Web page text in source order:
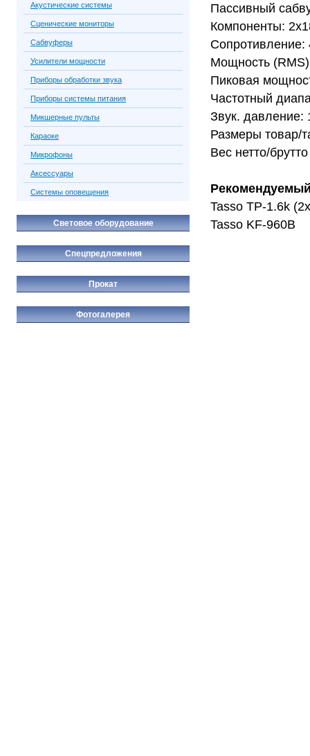
Пассивный
Компоненты:
Мощность
Пиковая
Частотный
Звук. давление:
Размеры товар/
Вес нетто/
Tasso TP-1.6k
Tasso KF-960B
Акустические системы
Сценические мониторы
Сабвуферы
Усилители мощности
Приборы обработки звука
Приборы системы питания
Микшерные пульты
Караоке
Микрофоны
Аксессуары
Системы оповещения
Световое оборудование
Спецпредложения
Прокат
Фотогалерея